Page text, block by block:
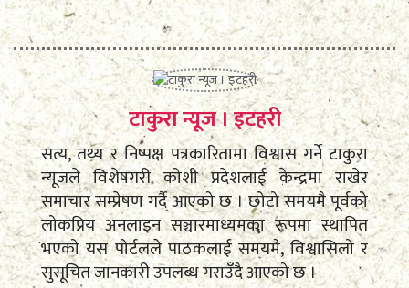
टाकुरा न्यूज । इटहरी
सत्य, तथ्य र निष्पक्ष पत्रकारितामा विश्वास गर्ने टाकुरा
न्यूजले विशेषगरी कोशी प्रदेशलाई केन्द्रमा राखेर
समाचार सम्प्रेषण गर्दै आएको छ । छोटो समयमै पूर्वको
लोकप्रिय अनलाइन सञ्चारमाध्यमका रूपमा स्थापित
भएको यस पोर्टलले पाठकलाई समयमै, विश्वासिलो र
सुसूचित जानकारी उपलब्ध गराउँदै आएको छ ।